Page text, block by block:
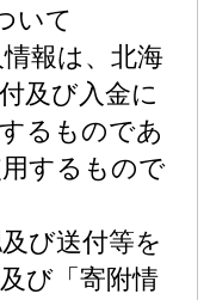
いて
報は、北海
及び入金に
るものであ
するもので
び送付等を
び「寄附情